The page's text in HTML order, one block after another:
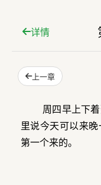
详情
上一章
周四早上下
里说今天可以来
第一个来的。